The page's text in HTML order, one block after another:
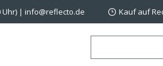
Uhr) | info@reflecto.de Kauf auf